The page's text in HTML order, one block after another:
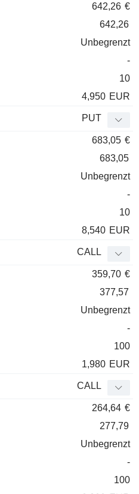
642,26 €
642,26
Unbegrenzt
-
10
4,950 EUR
PUT
683,05 €
683,05
Unbegrenzt
-
10
8,540 EUR
CALL
359,70 €
377,57
Unbegrenzt
-
100
1,980 EUR
CALL
264,64 €
277,79
Unbegrenzt
-
100